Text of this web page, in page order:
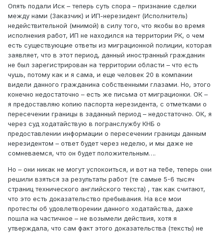
Опять подали Иск – теперь суть спора – признание сделки
между нами (Заказчик) и ИП-нерезидент (Исполнитель)
недействительной (мнимой) в силу того, что якобы во время
исполнения работ, ИП не находился на территории РК, о чем
есть существующие ответы из миграционной полиции, которая
заявляет, что в этот период, данный иностранный гражданин
не был зарегистрирован на территории области – что есть
чушь, потому как и я сама, и еще человек 20 в компании
видели данного гражданина собственными глазами. Но, этого
конечно недостаточно – есть же письма от миграционки. ОК –
я предоставляю копию паспорта нерезидента, с отметками о
пересечении границы в заданный период – недостаточно. ОК, я
через суд ходатайствую в погранслужбу КНБ о
предоставлении информации о пересечении границы данным
нерезидентом – ответ будет через неделю, и мы даже не
сомневаемся, что он будет положительным….
Но – они никак не могут успокоиться, и вот на тебе, теперь они
решили взяться за результаты работ (те самые 5-6 тысяч
страниц технического английского текста) , так как считают,
что это есть доказательство пребывания. На все мои
протесты об удовлетворении данного ходатайства, даже
пошла на частичное – не возымели действия, хотя я
утверждала, что сам факт этого доказательства (тексты) не